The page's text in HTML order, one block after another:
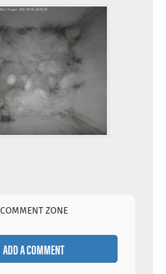
COMMENT ZONE
ADD A COMMENT